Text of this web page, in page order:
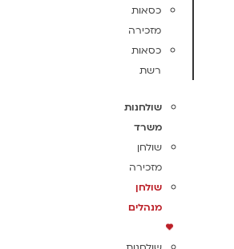
כסאות
מזכירה
כסאות
רשת
שולחנות
משרד
שולחן
מזכירה
שולחן
מנהלים